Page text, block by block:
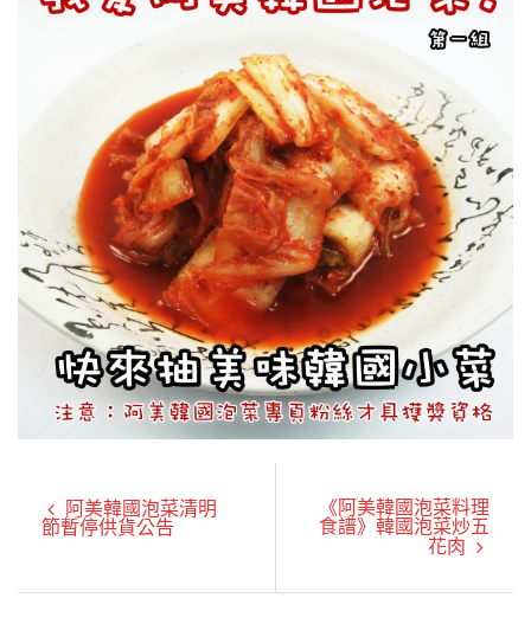
阿美韓國泡菜清明
節暫停供貨公告
《阿美韓國泡菜料理
食譜》韓國泡菜炒五
花肉